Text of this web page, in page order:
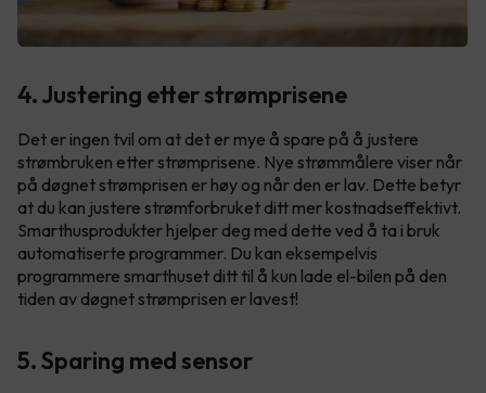
4. Justering etter strømprisene
Det er ingen tvil om at det er mye å spare på å justere
strømbruken etter strømprisene. Nye strømmålere viser når
på døgnet strømprisen er høy og når den er lav. Dette betyr
at du kan justere strømforbruket ditt mer kostnadseffektivt.
Smarthusprodukter hjelper deg med dette ved å ta i bruk
automatiserte programmer. Du kan eksempelvis
programmere smarthuset ditt til å kun lade el-bilen på den
tiden av døgnet strømprisen er lavest!
5. Sparing med sensor